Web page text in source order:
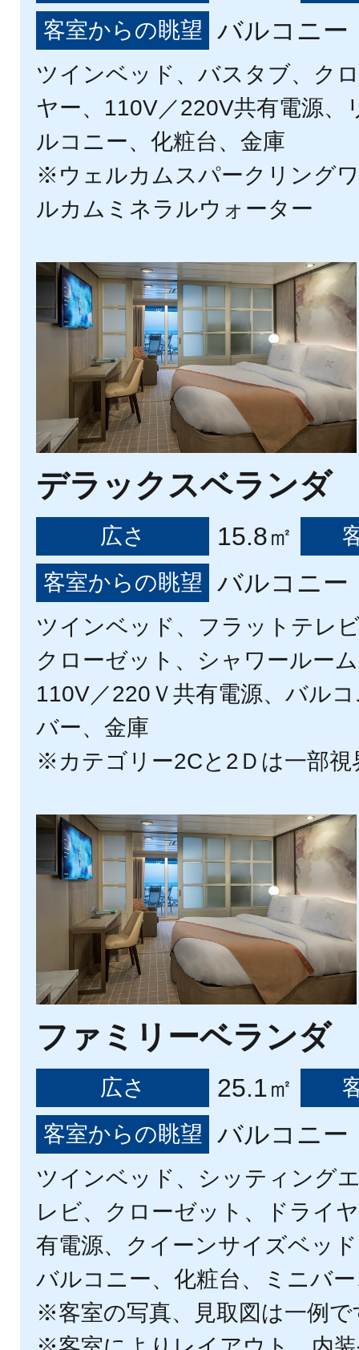
客室からの眺望
バルコニー
ツインベッド、バスタブ、ク
ヤー、110V／220V共有電源、
ルコニー、化粧台、金庫
※ウェルカムスパークリング
ルカムミネラルウォーター
デラックスベランダ
広さ 15.8㎡
客室からの眺望
バルコニー
ツインベッド、フラットテレ
クローゼット、シャワールー
110V／220Ｖ共有電源、バル
バー、金庫
※カテゴリー2Cと2Ｄは一部視
ファミリーベランダ
広さ 25.1㎡
客室からの眺望
バルコニー
ツインベッド、シッティング
レビ、クローゼット、ドライ
有電源、クイーンサイズベッ
バルコニー、化粧台、ミニバ
※客室の写真、見取図は一例で